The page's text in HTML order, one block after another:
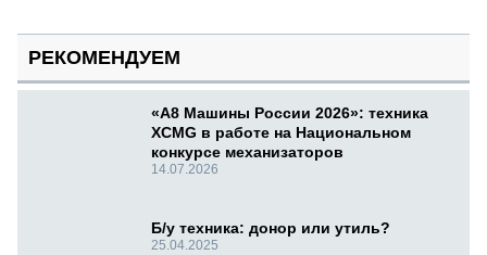
РЕКОМЕНДУЕМ
«А8 Машины России 2026»: техника
XCMG в работе на Национальном
конкурсе механизаторов
14.07.2026
Б/у техника: донор или утиль?
25.04.2025